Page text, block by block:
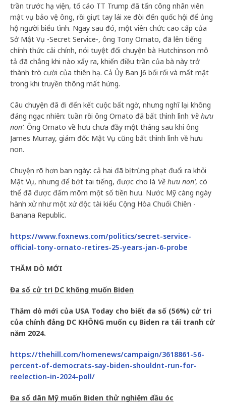
trần trước hạ viện, tố cáo TT Trump đã tấn công nhân viên
mật vụ bảo vệ ông, rồi giựt tay lái xe đòi đến quốc hội để ủng
hộ người biểu tình. Ngay sau đó, một viên chức cao cấp của
Sở Mật Vụ -Secret Service-, ông Tony Ornato, đã lên tiếng
chính thức cải chính, nói tuyệt đối chuyện bà Hutchinson mô
tả đã chẳng khi nào xẩy ra, khiến điều trần của bà này trở
thành trò cười của thiên hạ. Cả Ủy Ban J6 bối rối và mất mặt
trong khi truyền thông mất hứng.
Câu chuyện đã đi đến kết cuộc bất ngờ, nhưng nghĩ lại không
đáng ngạc nhiên: tuần rồi ông Ornato đã bất thình lình ‘về hưu
non’. Ông Ornato về hưu chưa đầy một tháng sau khi ông
James Murray, giám đốc Mật Vụ cũng bất thình lình về hưu
non.
Chuyện rõ hơn ban ngày: cả hai đã bị trừng phạt đuổi ra khỏi
Mật Vụ, nhưng để bớt tai tiếng, được cho là ‘về hưu non’, có
thể đã được đấm mõm một số tiền hưu. Nước Mỹ càng ngày
hành xử như một xứ độc tài kiểu Cộng Hòa Chuối Chiên -
Banana Republic.
https://www.foxnews.com/politics/secret-service-
official-tony-ornato-retires-25-years-jan-6-probe
THĂM DÒ MỚI
Đa số cử tri DC không muốn Biden
Thăm dò mới của USA Today cho biết đa số (56%) cử tri
của chính đảng DC KHÔNG muốn cụ Biden ra tái tranh cử
năm 2024.
https://thehill.com/homenews/campaign/3618861-56-
percent-of-democrats-say-biden-shouldnt-run-for-
reelection-in-2024-poll/
Đa số dân Mỹ muốn Biden thử nghiệm đầu óc